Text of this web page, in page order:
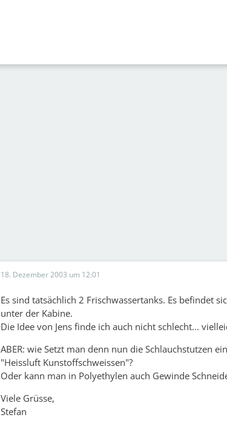
18. Dezember 2003 um 12:01
Es sind tatsächlich 2 Frischwassertanks. Es befindet
unter der Kabine.
Die Idee von Jens finde ich auch nicht schlecht...
ABER: wie Setzt man denn nun die Schlauchstutzen
"Heissluft Kunstoffschweissen"?
Oder kann man in Polyethylen auch Gewinde
Viele Grüsse,
Stefan